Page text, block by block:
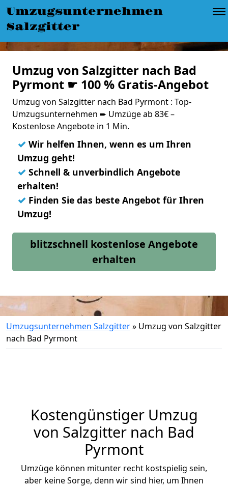
Umzugsunternehmen
Salzgitter
Umzug von Salzgitter nach Bad
Pyrmont ☛ 100 % Gratis-Angebot
Umzug von Salzgitter nach Bad Pyrmont : Top-
Umzugsunternehmen ➨ Umzüge ab 83€ –
Kostenlose Angebote in 1 Min.
✓ Wir helfen Ihnen, wenn es um Ihren
Umzug geht!
✓ Schnell & unverbindlich Angebote
erhalten!
✓ Finden Sie das beste Angebot für Ihren
Umzug!
blitzschnell kostenlose Angebote
erhalten
Umzugsunternehmen Salzgitter» Umzug von Salzgitter
nach Bad Pyrmont
Kostengünstiger Umzug
von Salzgitter nach Bad
Pyrmont
Umzüge können mitunter recht kostspielig sein,
aber keine Sorge, denn wir sind hier, um Ihnen